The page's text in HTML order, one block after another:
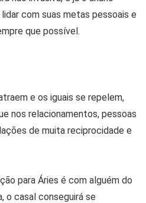
com suas metas pessoais e
que possível.
e os iguais se repelem,
nos relacionamentos, pessoas
de muita reciprocidade e
para Áries é com alguém do
o casal conseguirá se